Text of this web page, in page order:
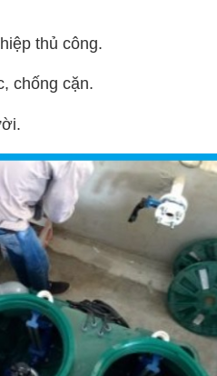
thủ công.
chống cặn.